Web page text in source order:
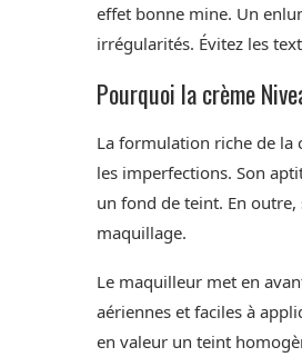
effet bonne mine. Un
irrégularités. Évitez les
Pourquoi la crème
La formulation riche de
les imperfections. Son
un fond de teint. En
maquillage.
Le maquilleur met en
aériennes et faciles à
en valeur un teint